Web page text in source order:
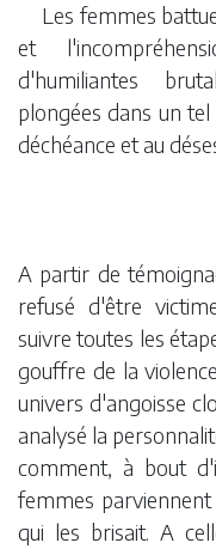
Les femmes
et
d'humiliantes
plongées dans un
déchéance et au
A partir de
refusé d'être
suivre toutes les
gouffre de la
univers d'angoisse
analysé la
comment, à bout
femmes
qui les brisait. A